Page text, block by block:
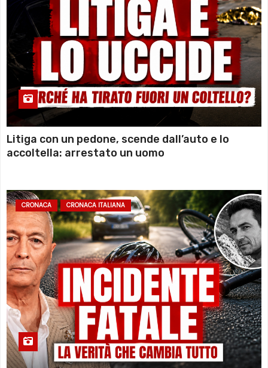
Litiga con un pedone, scende dall’auto e lo
accoltella: arrestato un uomo
CRONACA CRONACA ITALIANA